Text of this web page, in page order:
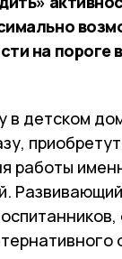
на пороге
в детском
работы